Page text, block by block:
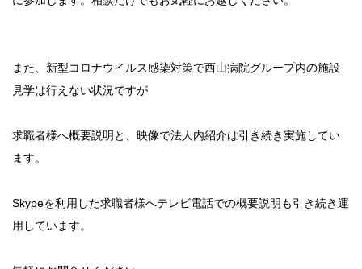
また、新型コロナウイルス感染対策で西山病院グループ内の施設
見学は行えない状況ですが
求職者様へ概要説明と、映像で法人内紹介は引き続き実施してい
ます。
Skypeを利用した求職者様へテレビ電話での概要説明も引き続き運
用しています。